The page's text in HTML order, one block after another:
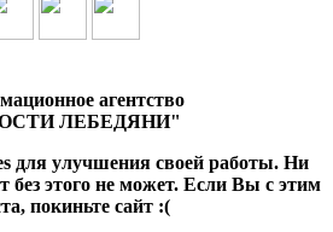
агентство
ЛЕБЕДЯНИ"
для улучшения своей работы. Ни
без этого не может. Если Вы с этим
покиньте сайт :(